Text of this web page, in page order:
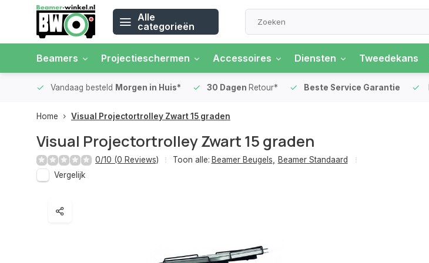
Alle
categorieën
Beamers Projectieschermen Accessoires Diensten Tweedekans
Vandaag besteld Morgen in Huis* 30 Dagen Retour* Beste Service Garantie
Home Visual Projectortrolley Zwart 15 graden
Visual Projectortrolley Zwart 15 graden
0/10 (0 Reviews) Toon alle: Beamer Beugels
Beamer Standaard
Vergelijk